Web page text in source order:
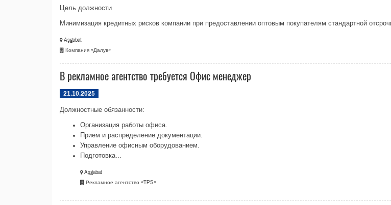
Цель должности
Минимизация кредитных рисков компании при предоставлении оптовым покупателям стандартной
Aşgabat
Компания «Далув»
В рекламное агентство требуется Офис менеджер
21.10.2025
Должностные обязанности:
Организация работы офиса.
Прием и распределение документации.
Управление офисным оборудованием.
Подготовка...
Aşgabat
Рекламное агентство «TPS»